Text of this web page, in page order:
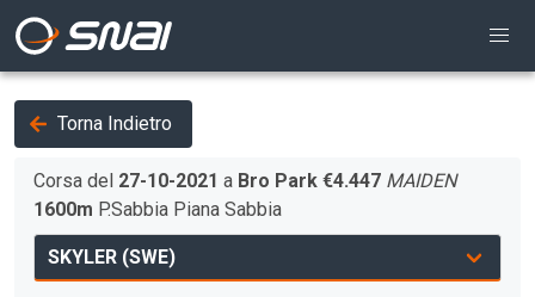
Torna Indietro
Corsa del 27-10-2021 a Bro Park €4.447 MAIDEN
1600m P.Sabbia Piana Sabbia